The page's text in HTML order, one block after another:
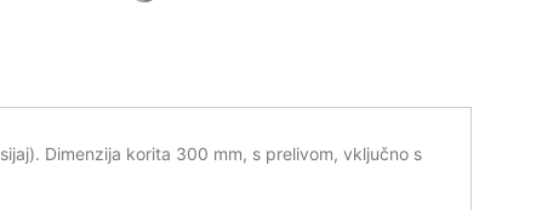
Dimenzija korita 300 mm, s prelivom, vključno s